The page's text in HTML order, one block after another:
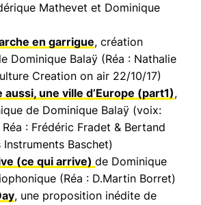
Mathevet et Dominique
en garrigue, création
Dominique Balaÿ (Réa : Nathalie
Creation on air 22/10/17)
aussi, une ville d’Europe (part1),
de Dominique Balaÿ (voix:
: Frédéric Fradet & Bertand
Baschet)
(ce qui arrive) de Dominique
(Réa : D.Martin Borret)
, une proposition inédite de